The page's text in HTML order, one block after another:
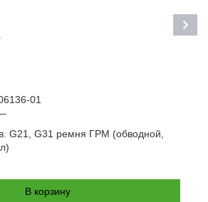
01
G21, G31 ремня ГРМ (обводной,
В корзину